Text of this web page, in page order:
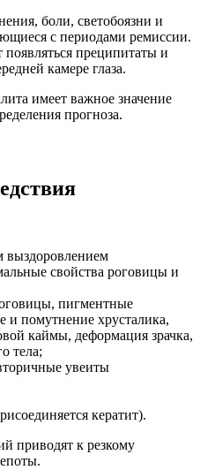
боли, светобоязни и
с периодами ремиссии.
преципитаты и
камере глаза.
имеет важное значение
прогноза.
выздоровлением
свойства роговицы и
пигментные
и помутнение хрусталика,
каймы, деформация зрачка,
тела;
увеиты
кератит).
приводят к резкому